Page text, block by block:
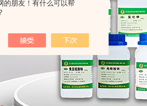
的朋友！有什么可以帮